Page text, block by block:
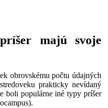
majú svoje
obrovskému počtu údajných
prakticky nevídaný
boli populárne iné typy príšer